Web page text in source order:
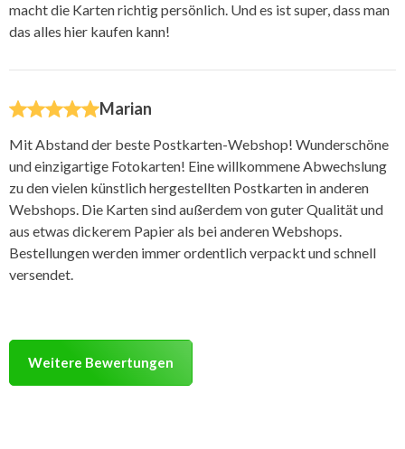
macht die Karten richtig persönlich. Und es ist super, dass man
das alles hier kaufen kann!
Marian
Mit Abstand der beste Postkarten-Webshop! Wunderschöne
und einzigartige Fotokarten! Eine willkommene Abwechslung
zu den vielen künstlich hergestellten Postkarten in anderen
Webshops. Die Karten sind außerdem von guter Qualität und
aus etwas dickerem Papier als bei anderen Webshops.
Bestellungen werden immer ordentlich verpackt und schnell
versendet.
Weitere Bewertungen